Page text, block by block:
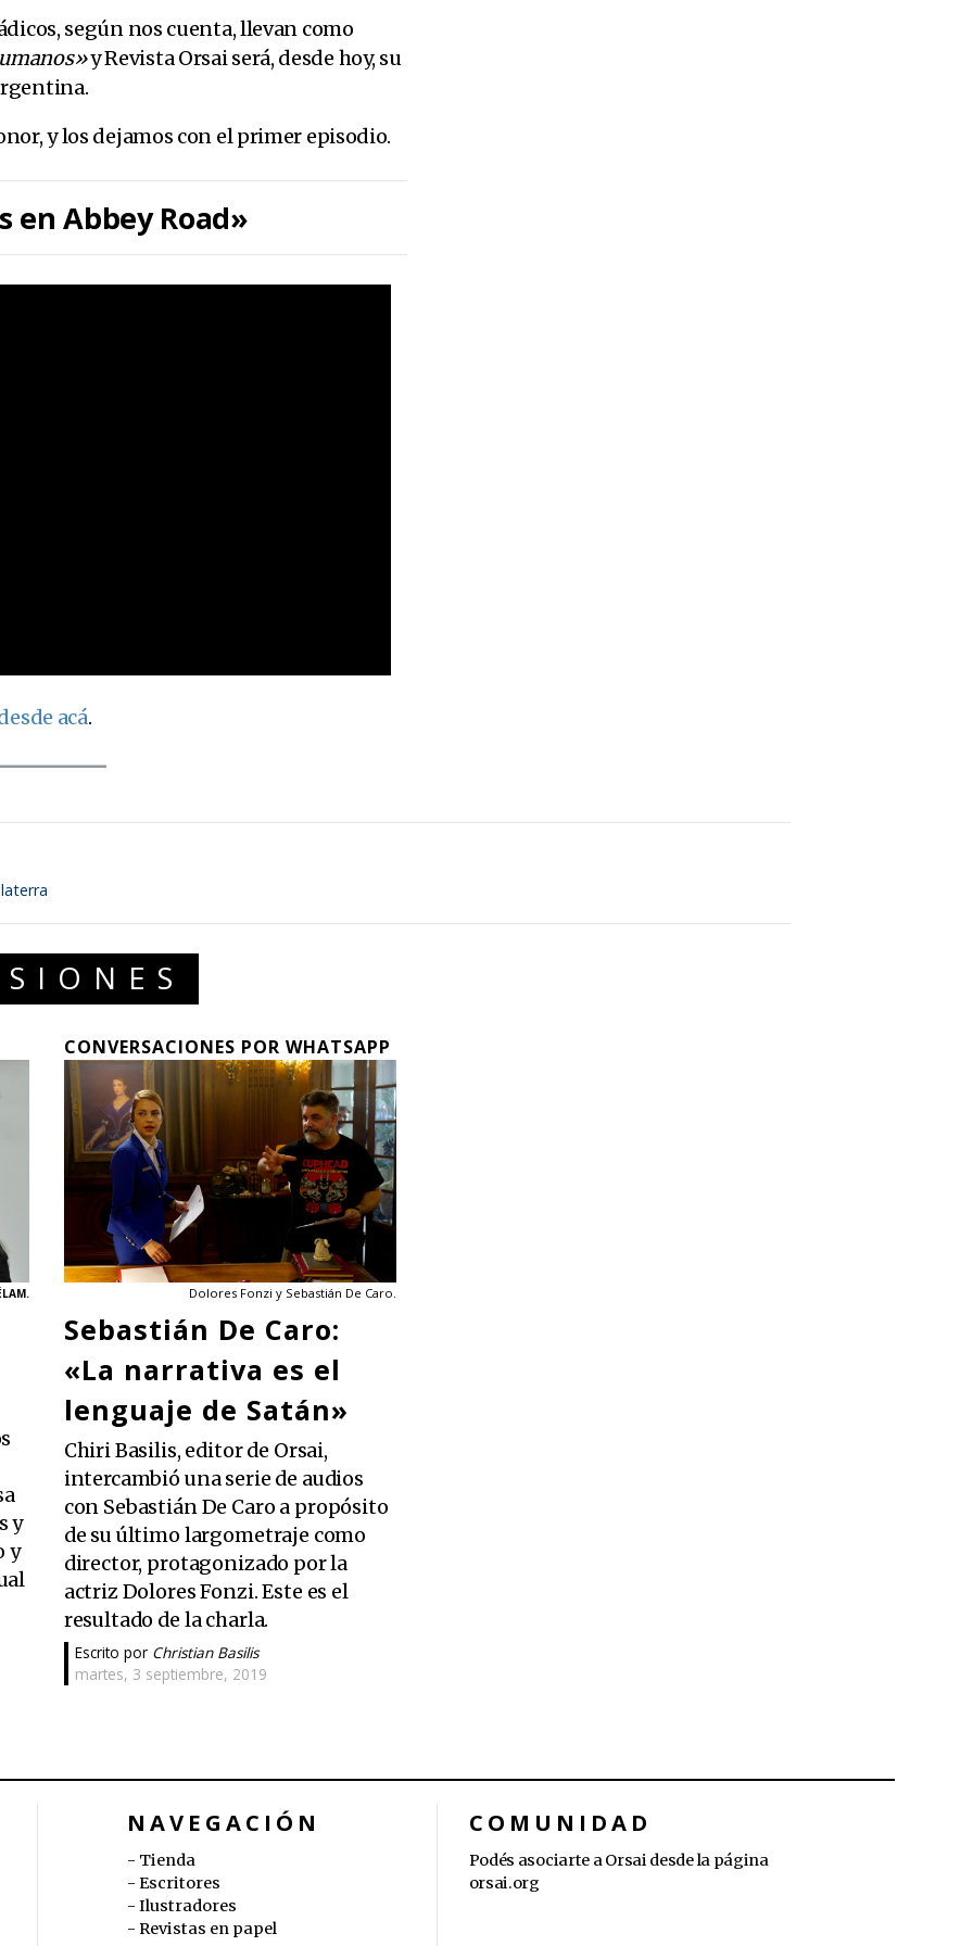
según nos cuenta, llevan como
y Revista Orsai será, desde hoy, su
y los dejamos con el primer episodio.
en Abbey Road»
acá.
y
y
CONVERSACIONES POR WHATSAPP
Dolores Fonzi y Sebastián De Caro.
Sebastián De Caro:
«La narrativa es el
lenguaje de Satán»
Chiri Basilis, editor de Orsai,
intercambió una serie de audios
con Sebastián De Caro a propósito
de su último largometraje como
director, protagonizado por la
actriz Dolores Fonzi. Este es el
resultado de la charla.
Escrito por Christian Basilis
martes, 3 septiembre, 2019
NAVEGACIÓN
Tienda
Escritores
Ilustradores
Revistas en papel
COMUNIDAD
Podés asociarte a Orsai desde la página
orsai.org